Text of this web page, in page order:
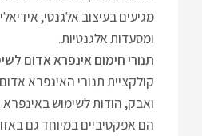
מגיעים בעיצוב אלגנטי,
ומסעדות אלגנטיות.
תנורי חימום אינפרא אדום
קולקציית תנורי האינפרא
ואבק, הודות לשימוש
הם אפקטיביים במיוחד גם